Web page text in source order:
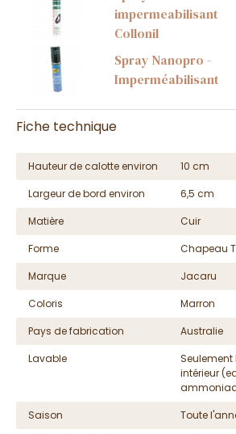
impermeabilisant
Collonil
Spray Nanopro -
Imperméabilisant
Fiche technique
Hauteur de calotte environ
10 cm
Largeur de bord environ
6,5 cm
Matière
Cuir
Forme
Chapeau
Marque
Jacaru
Coloris
Marron
Pays de fabrication
Australie
Lavable
intérieur
Saison
Toute